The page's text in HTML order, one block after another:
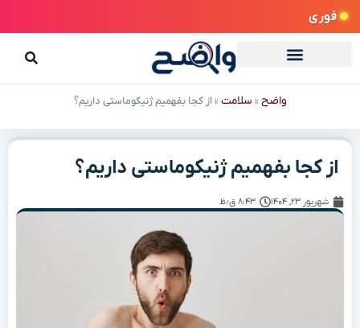
فوری
واضح » سلامت »از کجا بفهمیم ژنیکوماستی داریم؟
از کجا بفهمیم ژنیکوماستی داریم؟
شهریور ۲۳, ۱۴۰۴ ۸:۴۳ ق٫ظ